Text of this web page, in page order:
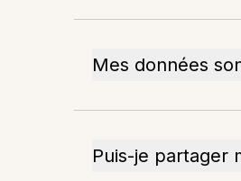
Mes données
Puis-je partager